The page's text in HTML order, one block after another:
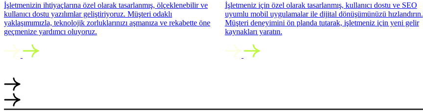
İşletmenizin ihtiyaçlarına özel olarak tasarlanmış, ölçeklenebilir ve
kullanıcı dostu yazılımlar geliştiriyoruz. Müşteri odaklı
yaklaşımımızla, teknolojik zorluklarınızı aşmanıza ve rekabette öne
geçmenize yardımcı oluyoruz.
İşletmeniz için özel olarak tasarlanmış, kullanıcı dostu ve SEO
uyumlu mobil uygulamalar ile dijital dönüşümünüzü hızlandırın.
Müşteri deneyimini ön planda tutarak, işletmeniz için yeni gelir
kaynakları yaratın.